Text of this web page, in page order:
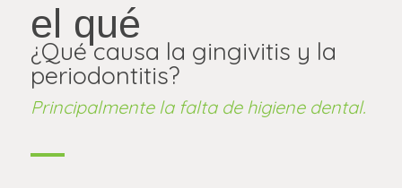
el qué
¿Qué causa la gingivitis y la
periodontitis?
Principalmente la falta de higiene dental.